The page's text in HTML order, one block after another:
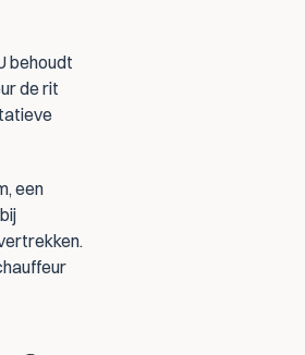
behoudt
de rit
een